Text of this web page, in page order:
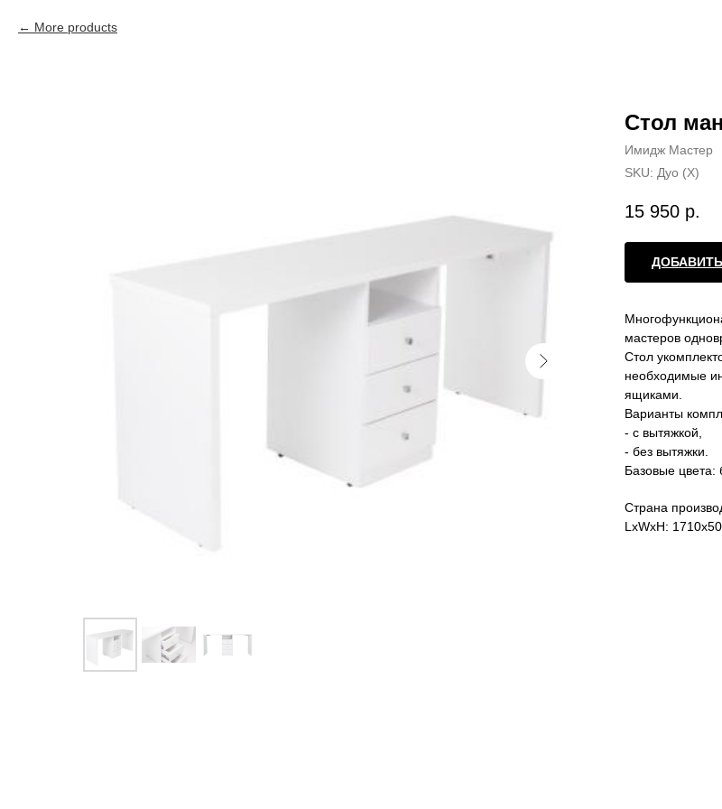
More products
Стол
Имидж Мастер
SKU: Дуо (Х)
15 950 р.
мастеров
Стол
необходимые
ящиками.
Варианты
- с вытяжкой,
- без вытяжки.
Базовые цвета:
Страна
LxWxH: